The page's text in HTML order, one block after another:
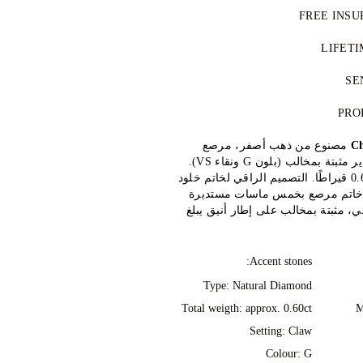
مركزي بشكل مستقل من مختبرات
Perfecting the art of storytelling —
FREE
Your jewellery will be delivered
peace of mind. As all purchases
VAT rate, will be collected directly
won't be charged any further
delivery. Should you not be
purchase, you can return or
راجع
We take extra care in making
signature yellow box, all neatly
مصنوع من ذهب أصفر، مرصع
بألماسات بقطع مستدير مثبتة بمخالب (بلون G ونقاء VS).
التصميم الراقي لخاتم خلود
خاتم مرصع بخمس ماسات مستديرة
مثبتة بمخالب على إطار أنيق يبلغ
Accent stones:
Type: Natural Diamond
Total weigth: approx. 0.60ct
Setting: Claw
Colour: G